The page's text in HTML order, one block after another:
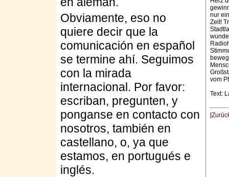
Obviamente, eso no
quiere decir que la
comunicación en español
se termine ahí. Seguimos
con la mirada
internacional. Por favor:
escriban, pregunten, y
ponganse en contacto con
nosotros, también en
castellano, o, ya que
estamos, en portugués e
inglés.
nur
Zeit!
vom
Text: